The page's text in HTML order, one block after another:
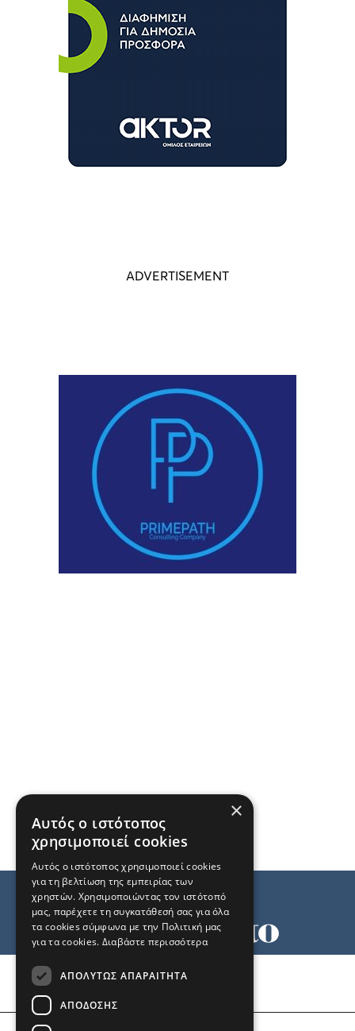
×
Αυτός ο ιστότοπος
χρησιμοποιεί cookies
Αυτός ο ιστότοπος χρησιμοποιεί cookies
για τη βελτίωση της εμπειρίας των
χρηστών. Χρησιμοποιώντας τον ιστότοπό
μας, παρέχετε τη συγκατάθεσή σας για όλα
τα cookies σύμφωνα με την Πολιτική μας
για τα cookies. Διαβάστε περισσότερα
ΑΠΟΛΎΤΩΣ ΑΠΑΡΑΊΤΗΤΑ
ΑΠΌΔΟΣΗΣ